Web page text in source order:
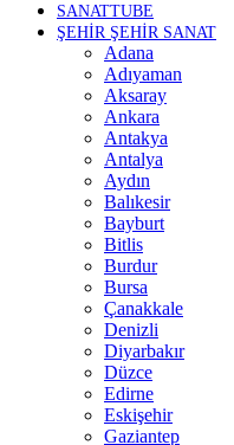
SANATTUBE
ŞEHİR ŞEHİR SANAT
Adana
Adıyaman
Aksaray
Ankara
Antakya
Antalya
Aydın
Balıkesir
Bayburt
Bitlis
Burdur
Bursa
Çanakkale
Denizli
Diyarbakır
Düzce
Edirne
Eskişehir
Gaziantep